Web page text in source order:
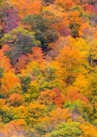
de las flechas